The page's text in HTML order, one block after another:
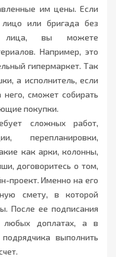
им цены. Если
или бригада без
лица, вы можете
Например, это
гипермаркет. Так
а исполнитель, если
сможет собирать
покупки.
сложных работ,
перепланировки,
как арки, колонны,
договоритесь о том,
проект. Именно на его
смету, в которой
После ее подписания
любых доплатах, а в
выполнить